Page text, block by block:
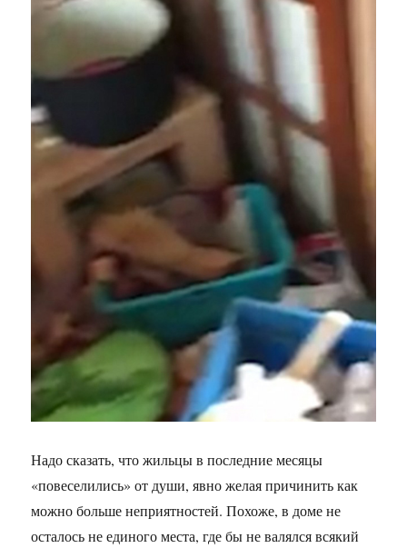
Надо сказать, что жильцы в последние месяцы
«повеселились» от души, явно желая причинить как
можно больше неприятностей. Похоже, в доме не
осталось не единого места, где бы не валялся всякий